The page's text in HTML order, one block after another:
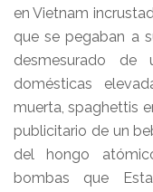
en Vietnam
que se pegaban a
desmesurado de
domésticas
muerta, spaghettis
publicitario de un
del hongo
bombas que